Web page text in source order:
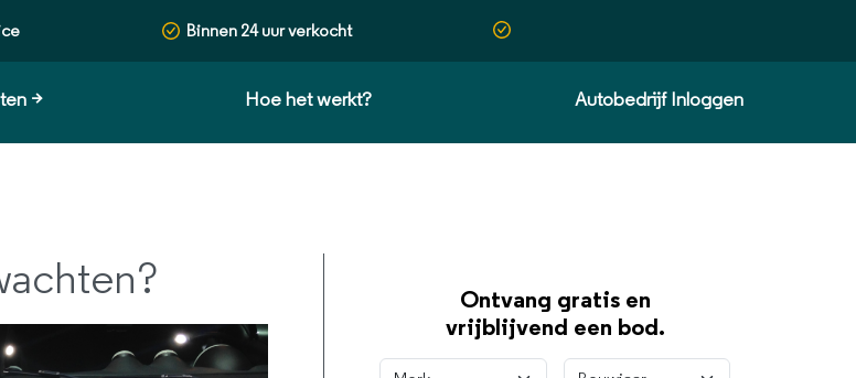
Binnen 24 uur verkocht
> Hoe het werkt? Autobedrijf Inloggen
Ontvang gratis en
vrijblijvend een bod.